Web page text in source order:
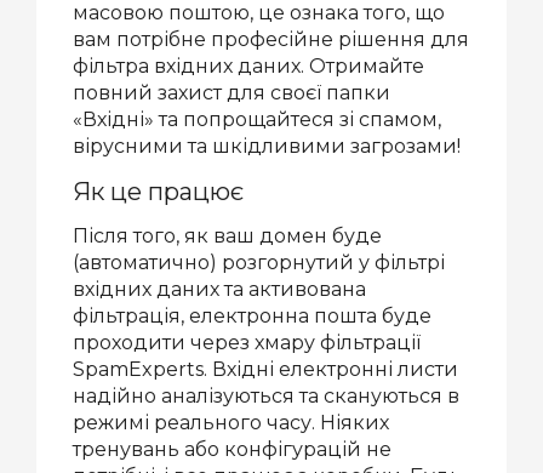
масовою поштою, це ознака того, що
вам потрібне професійне рішення для
фільтра вхідних даних. Отримайте
повний захист для своєї папки
«Вхідні» та попрощайтеся зі спамом,
вірусними та шкідливими загрозами!
Як це працює
Після того, як ваш домен буде
(автоматично) розгорнутий у фільтрі
вхідних даних та активована
фільтрація, електронна пошта буде
проходити через хмару фільтрації
SpamExperts. Вхідні електронні листи
надійно аналізуються та скануються в
режимі реального часу. Ніяких
тренувань або конфігурацій не